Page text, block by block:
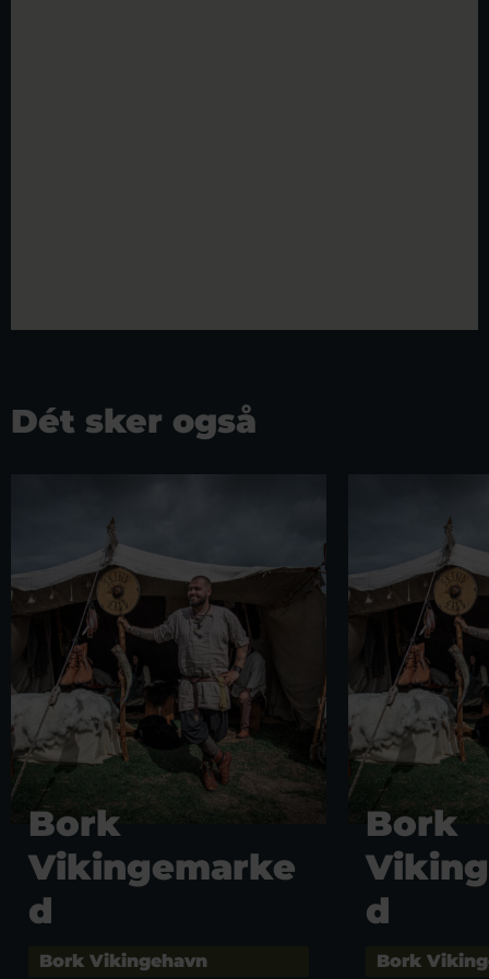
Dét sker også
Bork
Vikingemarke
d
Bork Vikingehavn
Bork
d
Bork